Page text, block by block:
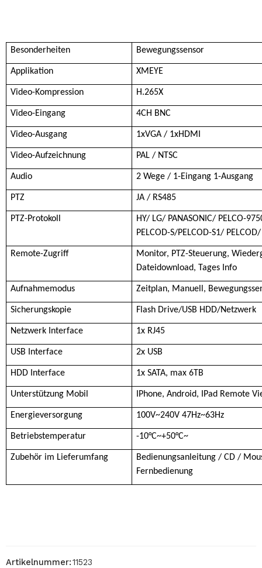
Besonderheiten Bewegungssensor
Applikation XMEYE
Video-Kompression H.265X
Video-Eingang 4CH BNC
Video-Ausgang 1xVGA / 1xHDMI
Video-Aufzeichnung PAL / NTSC
Audio 2 Wege / 1-Eingang 1-Ausgang
PTZ JA / RS485
PTZ-Protokoll
HY/ LG/ PANASONIC/ PELCO-
PELCOD-S/PELCOD-S1/
Remote-Zugriff
Monitor, PTZ-Steuerung,
Dateidownload, Tages Info
Aufnahmemodus Zeitplan, Manuell,
Sicherungskopie Flash Drive/USB HDD/Netzwerk
Netzwerk Interface 1x RJ45
USB Interface 2x USB
HDD Interface 1x SATA, max 6TB
Unterstützung Mobil IPhone, Android, IPad Remote
Energieversorgung 100V~240V 47Hz~63Hz
Betriebstemperatur -10°C~+50°C~
Zubehör im Lieferumfang
Bedienungsanleitung / CD /
Fernbedienung
Artikelnummer:11523